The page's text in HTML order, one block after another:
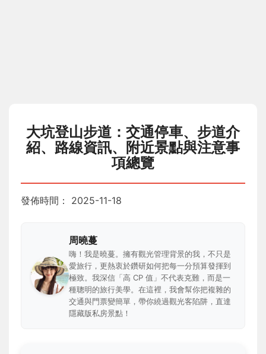
大坑登山步道：交通停車、步道介
紹、路線資訊、附近景點與注意事
項總覽
發佈時間： 2025-11-18
周曉蔓
嗨！我是曉蔓。擁有觀光管理背景的我，不只是
愛旅行，更熱衷於鑽研如何把每一分預算發揮到
極致。我深信「高 CP 值」不代表克難，而是一
種聰明的旅行美學。在這裡，我會幫你把複雜的
交通與門票變簡單，帶你繞過觀光客陷阱，直達
隱藏版私房景點！